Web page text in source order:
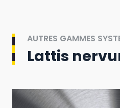
AUTRES GAMMES
Lattis